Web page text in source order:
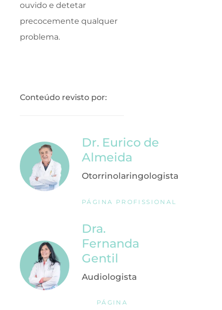
ouvido e detetar
precocemente qualquer
problema.
Conteúdo revisto por:
Dr. Eurico de
Almeida
Otorrinolaringologista
PÁGINA PROFISSIONAL
Dra.
Fernanda
Gentil
Audiologista
PÁGINA